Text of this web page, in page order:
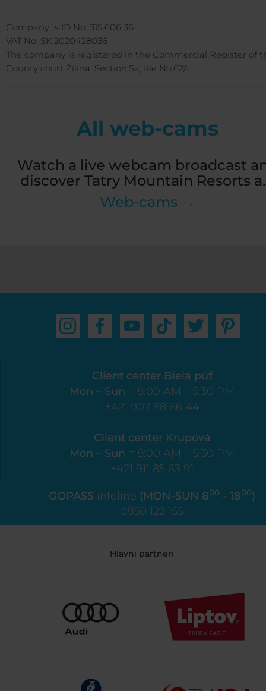
Company´s ID No: 315 606 36
VAT No: SK 2020428036
The company is registered in the Commercial Register of
County court Žilina, Section:Sa, file No:62/L
All web-cams
Watch a live webcam broadcast
discover Tatry Mountain Resorts
Web-cams →
Client center Biela púť
Mon – Sun = 8:00 AM – 5:30 PM
+421 907 88 66 44
Client center Krupová
Mon – Sun = 8:00 AM – 5:30 PM
+421 911 85 63 91
GOPASS infoline (MON-SUN 800 - 1800)
0850 122 155
Hlavní partneri